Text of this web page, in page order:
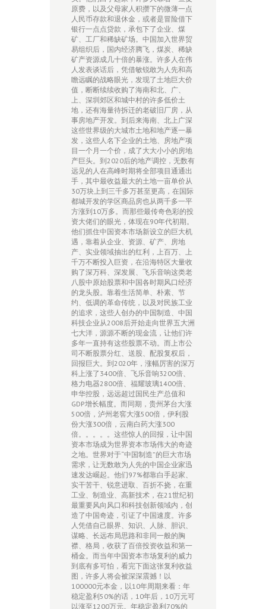
原费，以及父母家人积攒下的微薄一点
人民币存款和退休金，或者是冒险借下
银行一点点贷款，承包下了企业、煤
矿、工厂和稀缺矿场。中国加入世界贸
易组织后，国内经济腾飞，煤炭、稀缺
矿产资源成几十倍的暴涨。许多人在伟
人发表谈话后，凭借敏锐敢为人先和高
瞻远瞩的战略眼光，发现了土地巨大价
值，断断续续收购了海南和北、广、
上、深圳郊区和城中村的许多低价土
地，还有海量待拆迁的老破旧厂房，从
事房地产开发。到后来海南、北上广深
这些世界级的大城市土地和地产逐一暴
发，这些人名下企业的土地、房地产项
目一个月一个价，成了大大小小的房地
产巨头。到2020后的地产调控，无数有
远见的人在高峰时期将全部项目通通出
手，其中最收益最大的土地一亩单价从
30万块上到三千多万甚至更高，在国际
都城开发的学区商品房也从两千多一平
方涨到10万多。而那些最传奇色彩的投
资大佬们的眼光，体现在90年代初期。
他们抓住中国资本市场新设立的巨大机
遇，靠着从企业、资源、矿产、房地
产、实业领域抽出的红利，上百万、上
千万不断投入巨资，在沿海特区大量收
购了深万科、深发展、飞乐音响这类老
八股中原始股票和中国各时期风口经济
的龙头股。靠着生活简单、朴素、节
约、低调的革命传统，以及对民族工业
的追求，这些人创办的中国制造、中国
科技企业从2008后开始走向世界五大洲
七大洋，源源不断的现金流，让他们许
多年一直持有这些股票不动。而上市公
司不断股票分红、送股、配股复权后，
回报巨大。到2020年，涨幅厉害的深万
科上涨了3400倍、飞乐音响3200倍、
格力电器2800倍、福耀玻璃1400倍、
申华控股，远远超过国民生产总值和
GDP增长幅度。而同期，贵州茅台大涨
500倍，泸州老窖大涨500倍，伊利股
份大涨300倍，云南白药大涨300
倍。。。。。这些惊人的回报，让中国
资本市场成为世界资本市场伟大的奇迹
之地。世界对于“中国制造”的巨大市场
需求，让无数敢为人先的中国企业家迅
速发达崛起。他们97%都靠白手起家、
实干苦干、锐意进取、百折不挠，在重
工业、制造业、高新技术，在21世纪初
最重要风向风口和科技创新领域内，创
造了中国奇迹，引证了中国速度。许多
人凭借自己眼界、知识、人脉、胆识、
谋略、长远布局思路和非同一般的胸
襟、格局，收获了百倍投资收益和第一
桶金。而当年中国资本市场复利的威力
到底有多可怕，看完下面这张复利收益
图，许多人将会被深深震撼！以
100000元本金，以10年周期来看：年
稳定盈利50%的话，10年后，10万元可
以涨至1200万元。年稳定盈利70%的